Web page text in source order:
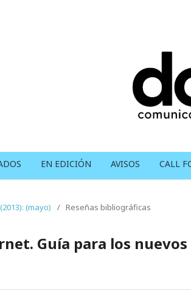
EN EDICIÓN AVISOS CALL
(mayo) / Reseñas bibliográficas
Guía para los